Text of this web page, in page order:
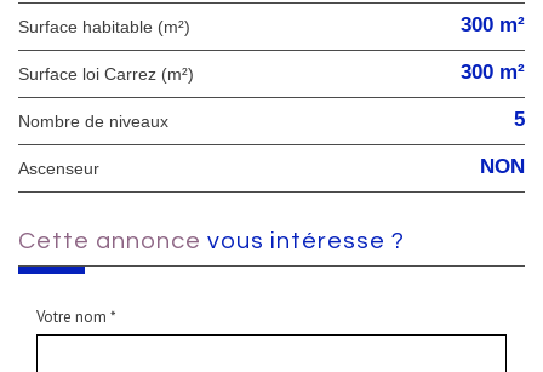
Surface habitable (m²) 300 m²
Surface loi Carrez (m²) 300 m²
Nombre de niveaux 5
Ascenseur NON
cette annonce vous intéresse ?
Votre nom *